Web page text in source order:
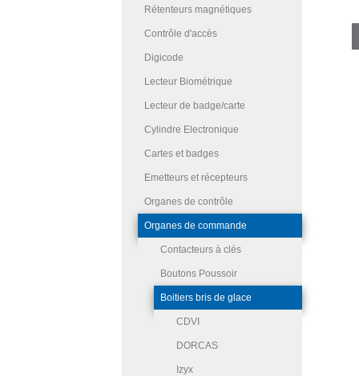
Rétenteurs magnétiques
Contrôle d'accès
Digicode
Lecteur Biométrique
Lecteur de badge/carte
Cylindre Electronique
Cartes et badges
Emetteurs et récepteurs
Organes de contrôle
Organes de commande
Contacteurs à clés
Boutons Poussoir
Boitiers bris de glace
CDVI
DORCAS
Izyx